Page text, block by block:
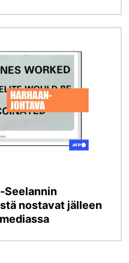
Seelannin
nostavat jälleen